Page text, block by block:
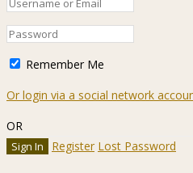
Remember Me
Or login via a social network
OR
Register Lost Password